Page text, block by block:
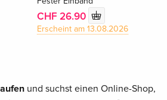
CHF 26.90
Erscheint am 13.08.2026
und suchst einen Online-Shop,